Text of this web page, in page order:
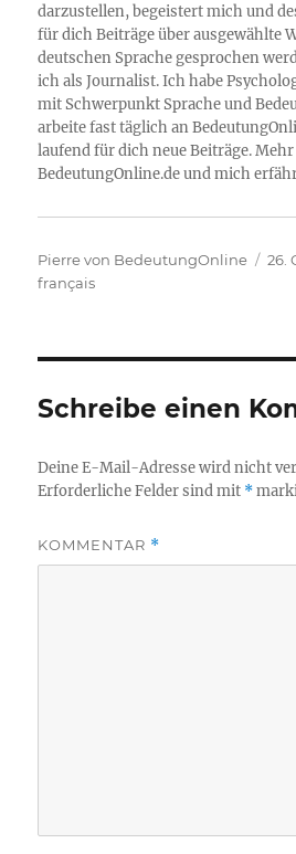
darzustellen, begeistert mich und
für dich Beiträge über ausgewählte
deutschen Sprache gesprochen
ich als Journalist. Ich habe
mit Schwerpunkt Sprache und
arbeite fast täglich an
laufend für dich neue Beiträge.
BedeutungOnline.de und mich
Autor
Pierre von BedeutungOnline 26.
français
Schreibe einen
Deine E-Mail-Adresse wird nicht
Erforderliche Felder sind mit *
KOMMENTAR *